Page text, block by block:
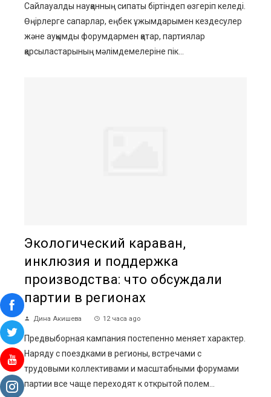
Сайлауалды науқанның сипаты біртіндеп өзгеріп келеді.
Өңірлерге сапарлар, еңбек ұжымдарымен кездесулер
және ауқымды форумдармен қатар, партиялар
қарсыластарының мәлімдемелеріне пік...
Экологический караван,
инклюзия и поддержка
производства: что обсуждали
партии в регионах
Дина Акишева 12 часа ago
Предвыборная кампания постепенно меняет характер.
Наряду с поездками в регионы, встречами с
трудовыми коллективами и масштабными форумами
партии все чаще переходят к открытой полем...